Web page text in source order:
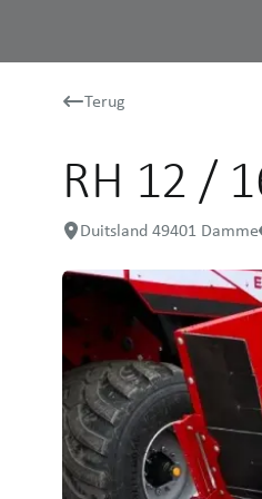
Terug
RH 12 /
Duitsland 49401 Damme